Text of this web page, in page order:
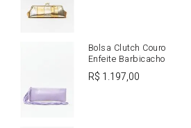
Bolsa Clutch Couro
Enfeite Barbicacho
R$ 1.197,00